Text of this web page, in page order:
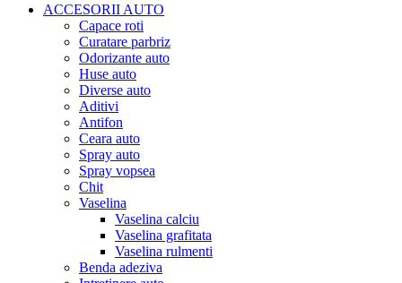
ACCESORII AUTO
Capace roti
Curatare parbriz
Odorizante auto
Huse auto
Diverse auto
Aditivi
Antifon
Ceara auto
Spray auto
Spray vopsea
Chit
Vaselina
Vaselina calciu
Vaselina grafitata
Vaselina rulmenti
Benda adeziva